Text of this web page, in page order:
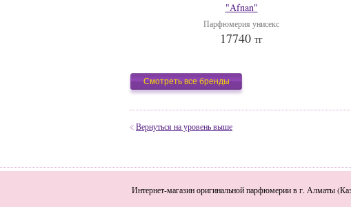
"Afnan"
Парфюмерия унисекс
17740 тг
Смотреть все бренды
Вернуться на уровень выше
Интернет-магазин оригинальной парфюмерии в г. Алматы